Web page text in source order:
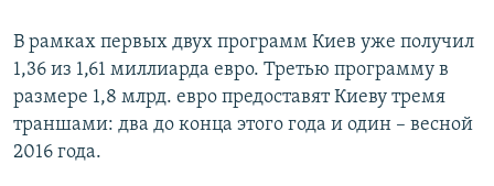
В рамках первых двух программ Киев уже получил
1,36 из 1,61 миллиарда евро. Третью программу в
размере 1,8 млрд. евро предоставят Киеву тремя
траншами: два до конца этого года и один – весной
2016 года.